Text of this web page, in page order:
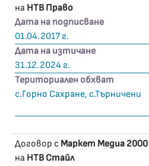
на НТВ Право
Дата на подписване
01.04.2017 г.
Дата на изтичане
31.12.2024 г.
Териториален обхват
с.Горно Сахране, с.Търничени
Договор с Маркет Медиа 2000
на НТВ Стайл